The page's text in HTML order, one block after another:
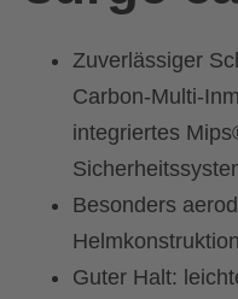
Zuverlässiger
Carbon-Multi-
integriertes
Besonders
Helmkonstruktion
Guter Halt: